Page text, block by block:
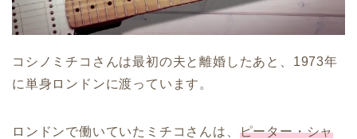
コシノミチコさんは最初の夫と離婚したあと、1973年
に単身ロンドンに渡っています。
ロンドンで働いていたミチコさんは、 ピーター・シャ